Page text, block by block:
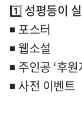
1️⃣성평등이
◾포스터
◾웹소설
◾주인공‘후원
◾사전 이벤트